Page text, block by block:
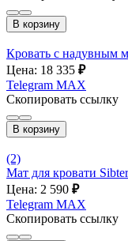
В корзину
Кровать с надувным
Цена: 18 335 ₽
Telegram MAX
Скопировать ссылку
В корзину
(2)
Мат для кровати
Цена: 2 590 ₽
Telegram MAX
Скопировать ссылку